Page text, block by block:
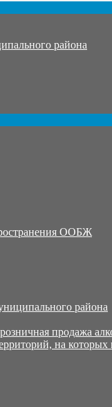
района
ООБЖ
района
продажа
на которых